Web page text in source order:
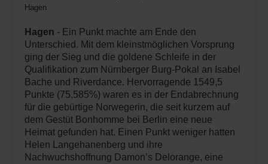
Hagen
Hagen - Ein Punkt machte am Ende den
Unterschied. Mit dem kleinstmöglichen Vorsprung
ging der Sieg und die goldene Schleife in der
Qualifikation zum Nürnberger Burg-Pokal an Isabel
Bache und Riverdance. Hervorragende 1549,5
Punkte (75,585%) waren es in der Endabrechnung
für die gebürtige Norwegerin, die seit kurzem auf
dem Gestüt Bonhomme bei Berlin eine neue
Heimat gefunden hat. Einen Punkt weniger hatten
Helen Langehanenberg und ihre
Nachwuchshoffnung Damon’s Delorange, eine